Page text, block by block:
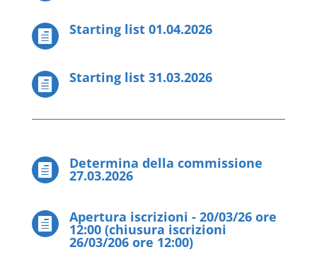
 Starting list 01.04.2026
 Starting list 31.03.2026
 Determina della commissione
27.03.2026
 Apertura iscrizioni - 20/03/26 ore
12:00 (chiusura iscrizioni
26/03/206 ore 12:00)